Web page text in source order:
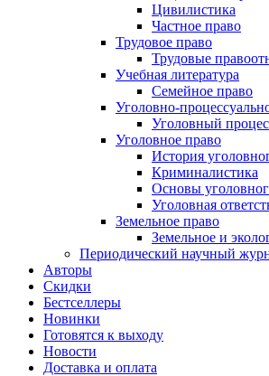
Цивилистика
Частное право
Трудовое право
Трудовые
Учебная литература
Семейное право
Уголовно-
Уголовный
Уголовное право
История
Криминалистика
Основы
Уголовная
Земельное право
Земельное и
Периодический научный
Авторы
Скидки
Бестселлеры
Новинки
Готовятся к выходу
Новости
Доставка и оплата